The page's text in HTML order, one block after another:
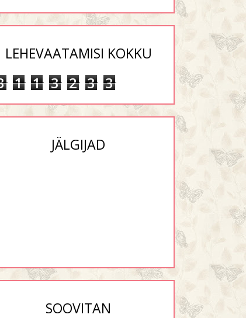
LEHEVAATAMISI KOKKU
1 1 3 2 3 3
JÄLGIJAD
SOOVITAN